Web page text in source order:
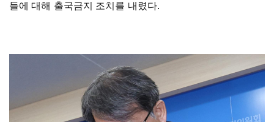
들에 대해 출국금지 조치를 내렸다.